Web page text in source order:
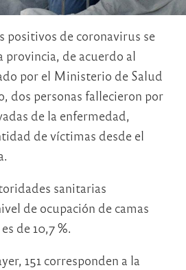
positivos de coronavirus se
provincia, de acuerdo al
por el Ministerio de Salud
dos personas fallecieron por
de la enfermedad,
de víctimas desde el
sanitarias
de ocupación de camas
de 10,7 %.
151 corresponden a la